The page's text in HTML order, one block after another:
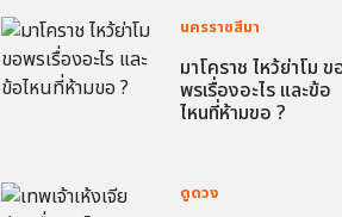
นครราชสีมา
มาโคราช ไหว้ย่าโม ข
พรเรื่องอะไร และข้อ
ไหนที่ห้ามขอ ?
ดูดวง